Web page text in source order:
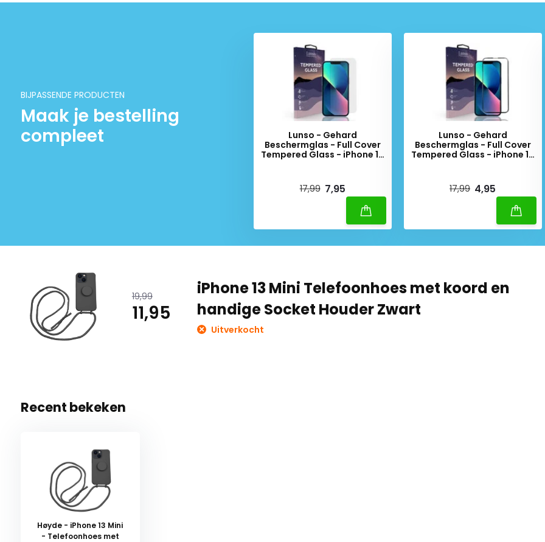
BIJPASSENDE PRODUCTEN
Maak je bestelling
compleet
Lunso - Gehard
Beschermglas - Full Cover
Tempered Glass - iPhone 13
17,99 7,95
Lunso - Gehard
Beschermglas - Full Cover
Tempered Glass - iPhone 13
17,99 4,95
19,99
11,95
iPhone 13 Mini Telefoonhoes met koord en
handige Socket Houder Zwart
Uitverkocht
Recent bekeken
Høyde - iPhone 13 Mini
- Telefoonhoes met